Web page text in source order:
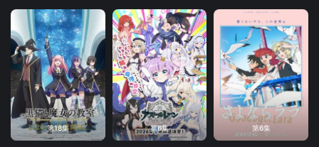
第18集 第6集 第6集